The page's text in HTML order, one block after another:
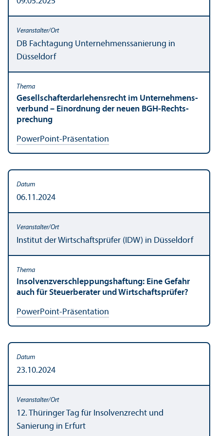
DB Fach­tagung Unter­nehmens­sanierung in
Düsseldorf
Gesellschaft­erdarlehensrecht im Unter­nehmens­
verbund – Einordnung der neuen BGH-Rechts­
prechung
PowerPoint-Präsentation
06.11.2024
Institut der Wirtschafts­prüfer (IDW) in Düsseldorf
Insolvenzverschleppungs­haftung: Eine Gefahr
auch für Steuerberater und Wirtschafts­prüfer?
PowerPoint-Präsentation
23.10.2024
12. Thüringer Tag für Insolvenzrecht und
Sanierung in Erfurt